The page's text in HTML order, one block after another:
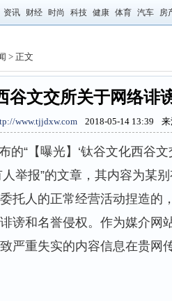
资讯 财经 时尚 科技 健康 体育 汽车 房
> 正文
谷文交所关于网络诽
www.tjjdxw.com 2018-05-14 13:39
的“【曝光】‘钛谷文化西谷文
举报”的文章，其内容为某
托人的正常经营活动捏造的
谤和名誉侵权。作为媒介网
严重失实的内容信息在贵网